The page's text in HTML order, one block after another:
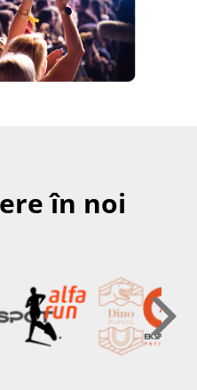
în noi